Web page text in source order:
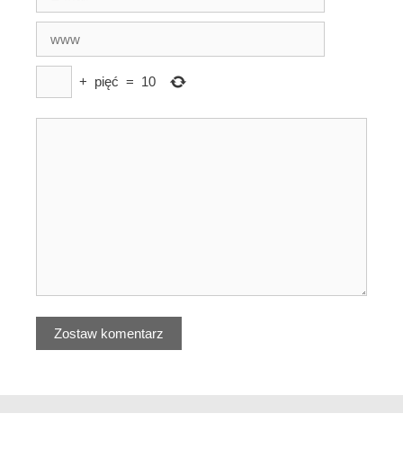
+ pięć = 10